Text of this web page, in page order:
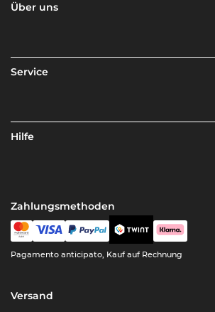
Über uns
Service
Hilfe
Zahlungsmethoden
Pagamento anticipato, Kauf auf Rechnung
Versand